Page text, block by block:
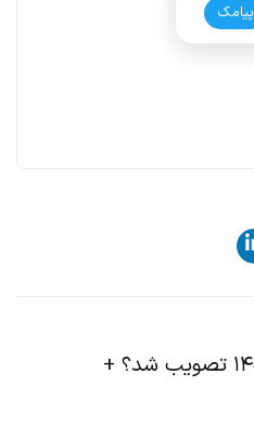
پیامک
چرا کلیات لایحه بودجه ۱۴۰۵ تصویب شد؟ +